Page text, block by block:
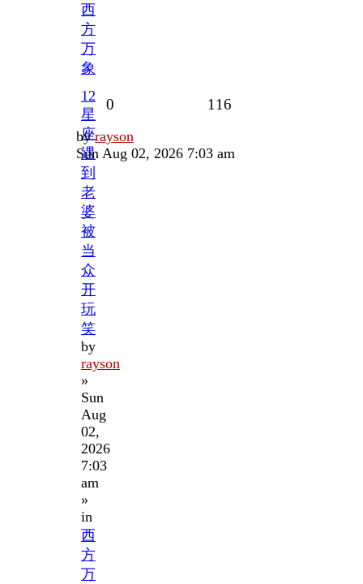
西
方
万
象
12
星
座
遇
到
老
婆
被
当
众
开
玩
笑
by
rayson
»
Sun
Aug
02,
2026
7:03
am
»
in
西
方
万
0 116
Last
post
byrayson
Sun Aug 02, 2026 7:03 am